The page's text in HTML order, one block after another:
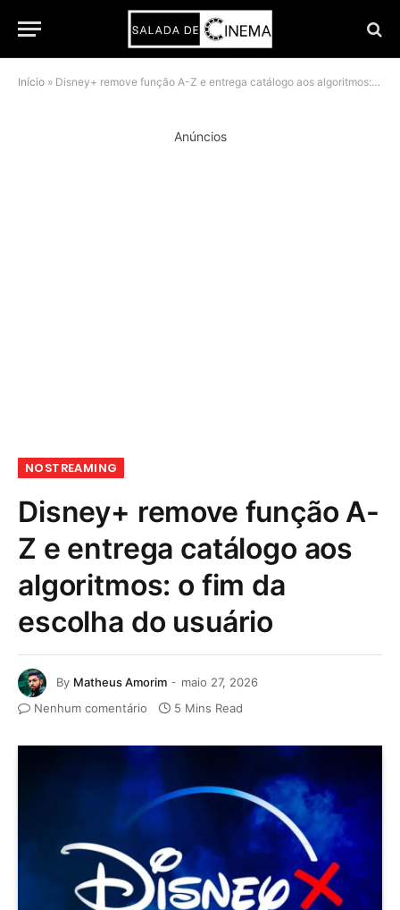
Início » Disney+ remove função A-Z e entrega catálogo aos algoritmos: o fim da escolha do usuário
Anúncios
NOSTREAMING
Disney+ remove função A-
Z e entrega catálogo aos
algoritmos: o fim da
escolha do usuário
By Matheus Amorim
maio 27, 2026
Nenhum comentário
5 Mins Read